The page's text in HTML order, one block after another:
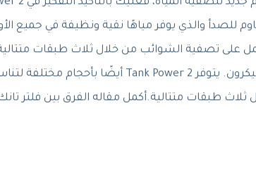
للصدأ والذي يوفر مياهًا نقية ونظيفة في جميع
طبقات متتالية.أكمل مقاله الفرق بين فلتر تانك